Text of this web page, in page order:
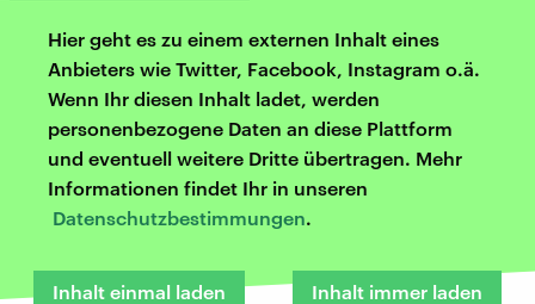
Hier geht es zu einem externen Inhalt eines
Anbieters wie Twitter, Facebook, Instagram o.ä.
Wenn Ihr diesen Inhalt ladet, werden
personenbezogene Daten an diese Plattform
und eventuell weitere Dritte übertragen. Mehr
Informationen findet Ihr in unseren
Datenschutzbestimmungen.
Inhalt einmal laden Inhalt immer laden